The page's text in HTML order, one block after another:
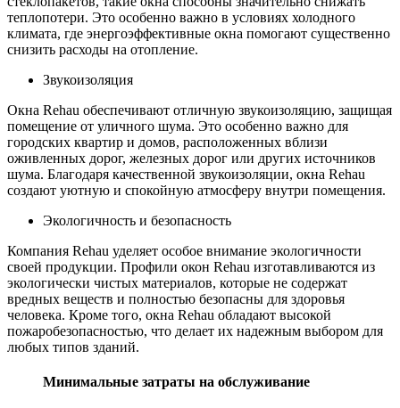
теплопотери. Это особенно важно в условиях холодного
климата, где энергоэффективные окна помогают существенно
снизить расходы на отопление.
Звукоизоляция
Окна Rehau обеспечивают отличную звукоизоляцию, защищая
помещение от уличного шума. Это особенно важно для
городских квартир и домов, расположенных вблизи
оживленных дорог, железных дорог или других источников
шума. Благодаря качественной звукоизоляции, окна Rehau
создают уютную и спокойную атмосферу внутри помещения.
Экологичность и безопасность
Компания Rehau уделяет особое внимание экологичности
своей продукции. Профили окон Rehau изготавливаются из
экологически чистых материалов, которые не содержат
вредных веществ и полностью безопасны для здоровья
человека. Кроме того, окна Rehau обладают высокой
пожаробезопасностью, что делает их надежным выбором для
любых типов зданий.
Минимальные затраты на обслуживание